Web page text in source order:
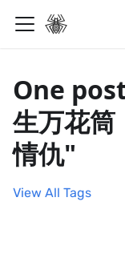
One
生万花筒
情仇"
View All Tags